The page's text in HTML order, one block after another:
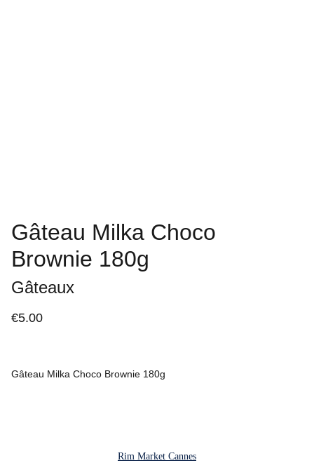
Gâteau Milka Choco
Brownie 180g
Gâteaux
€5.00
Gâteau Milka Choco Brownie 180g
Rim Market Cannes